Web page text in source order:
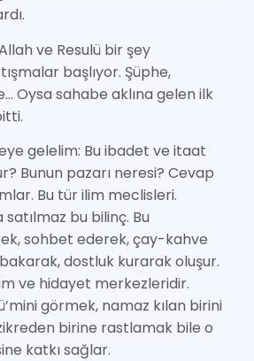
ve Resulü bir şey
başlıyor. Şüphe,
Oysa sahabe aklına gelen ilk
gelelim: Bu ibadet ve itaat
Bunun pazarı neresi? Cevap
Bu tür ilim meclisleri.
satılmaz bu bilinç. Bu
sohbet ederek, çay-kahve
dostluk kurarak oluşur.
ve hidayet merkezleridir.
görmek, namaz kılan birini
birine rastlamak bile o
katkı sağlar.